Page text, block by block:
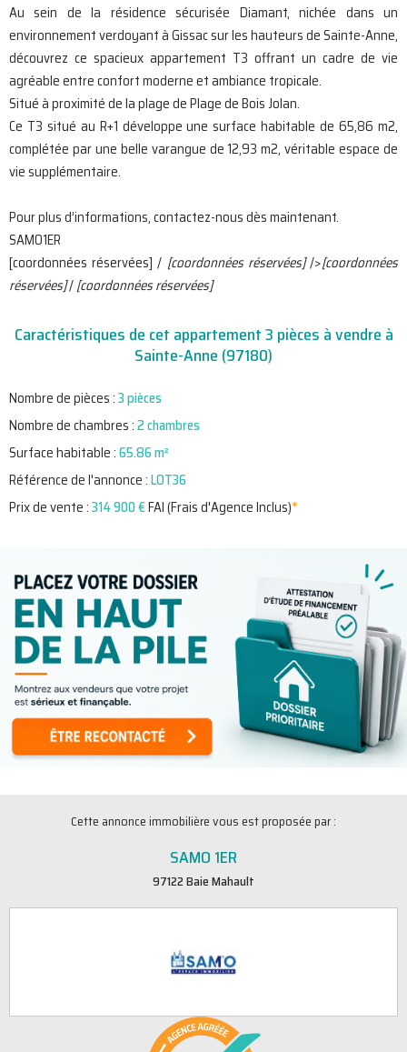
Au sein de la résidence sécurisée Diamant, nichée dans un
environnement verdoyant à Gissac sur les hauteurs de Sainte-Anne,
découvrez ce spacieux appartement T3 offrant un cadre de vie
agréable entre confort moderne et ambiance tropicale.
Situé à proximité de la plage de Plage de Bois Jolan.
Ce T3 situé au R+1 développe une surface habitable de 65,86 m2,
complétée par une belle varangue de 12,93 m2, véritable espace de
vie supplémentaire.
Pour plus d’informations, contactez-nous dès maintenant.
SAMO1ER
[coordonnées réservées] / [coordonnées réservées]/>[coordonnées
réservées]/[coordonnées réservées]
Caractéristiques de cet appartement 3 pièces à vendre à
Sainte-Anne (97180)
Nombre de pièces :3 pièces
Nombre de chambres :2 chambres
Surface habitable :65.86 m²
Référence de l'annonce :LOT36
Prix de vente :314 900 €FAI (Frais d'Agence Inclus)*
Cette annonce immobilière vous est proposée par :
SAMO 1ER
97122 Baie Mahault